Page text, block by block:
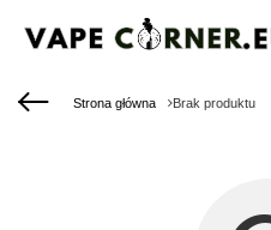
Strona główna Brak produktu